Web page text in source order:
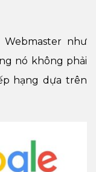
như
nó không phải
hạng dựa trên